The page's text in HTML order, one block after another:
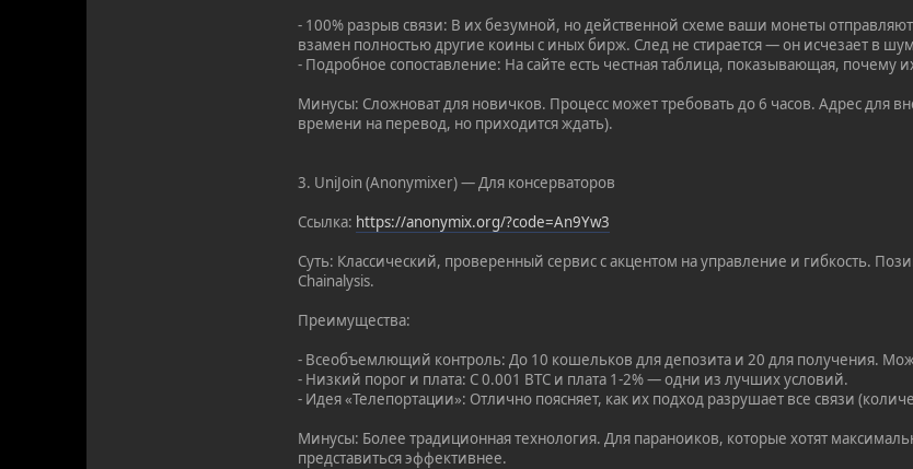
- 100% разрыв связи: В их безумной, но действенной схеме ваши монеты
взамен полностью другие коины с иных бирж. След не стирается — он исчезает в
- Подробное сопоставление: На сайте есть честная таблица, показывающая, почему
Минусы: Сложноват для новичков. Процесс может требовать до 6 часов. Адрес для
времени на перевод, но приходится ждать).
3. UniJoin (Anonymixer) — Для консерваторов
Ссылка: https://anonymix.org/?code=An9Yw3
Суть: Классический, проверенный сервис с акцентом на управление и гибкость.
Chainalysis.
Преимущества:
- Всеобъемлющий контроль: До 10 кошельков для депозита и 20 для получения.
- Низкий порог и плата: С 0.001 BTC и плата 1-2% — одни из лучших условий.
- Идея «Телепортации»: Отлично поясняет, как их подход разрушает все связи
Минусы: Более традиционная технология. Для параноиков, которые хотят
представиться эффективнее.